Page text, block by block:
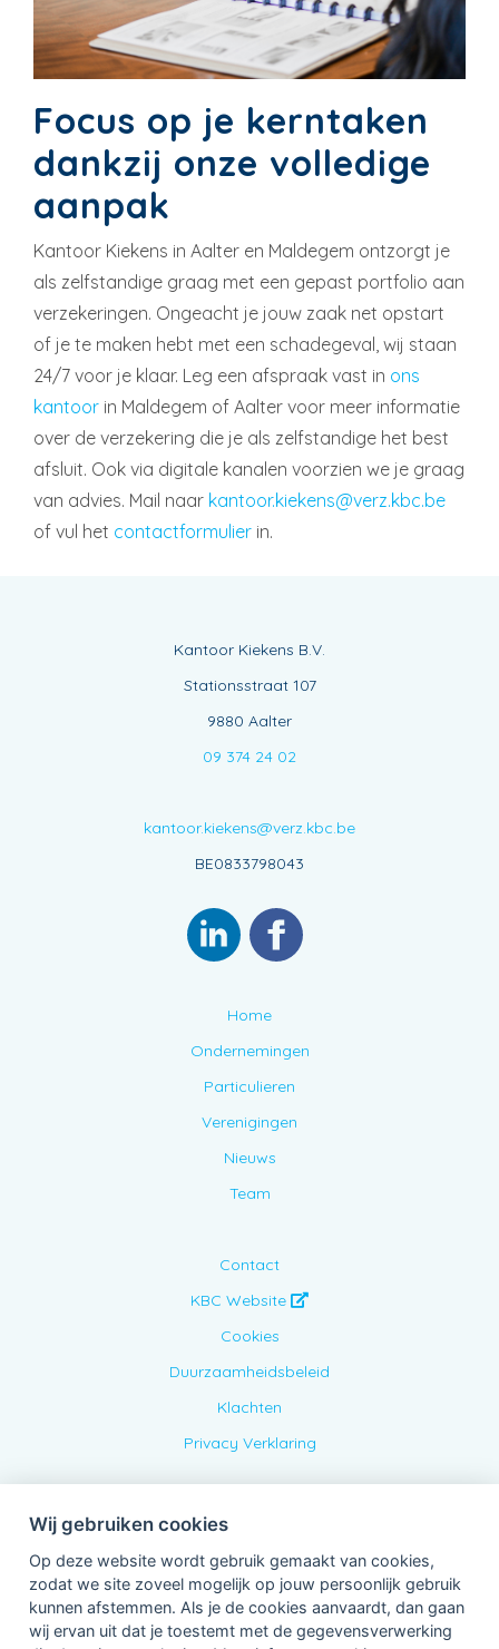
Focus op je kerntaken
dankzij onze volledige
aanpak
Kantoor Kiekens in Aalter en Maldegem ontzorgt je
als zelfstandige graag met een gepast portfolio aan
verzekeringen. Ongeacht je jouw zaak net opstart
of je te maken hebt met een schadegeval, wij staan
24/7 voor je klaar. Leg een afspraak vast in ons
kantoor in Maldegem of Aalter voor meer informatie
over de verzekering die je als zelfstandige het best
afsluit. Ook via digitale kanalen voorzien we je graag
van advies. Mail naar kantoor.kiekens@verz.kbc.be
of vul het contactformulier in.
Kantoor Kiekens B.V.
Stationsstraat 107
9880 Aalter
09 374 24 02
kantoor.kiekens@verz.kbc.be
BE0833798043
Home
Ondernemingen
Particulieren
Verenigingen
Nieuws
Team
Contact
KBC Website
Cookies
Duurzaamheidsbeleid
Klachten
Privacy Verklaring
Verbonden Agent, BE0833798043
Wij gebruiken cookies
Op deze website wordt gebruik gemaakt van cookies,
zodat we site zoveel mogelijk op jouw persoonlijk gebruik
kunnen afstemmen. Als je de cookies aanvaardt, dan gaan
wij ervan uit dat je toestemt met de gegevensverwerking